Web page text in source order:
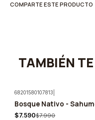
COMPARTE ESTE PRODUCTO
TAMBIÉN
-5%
68201580107813
Bosque Nativo -
$7.590$7.990